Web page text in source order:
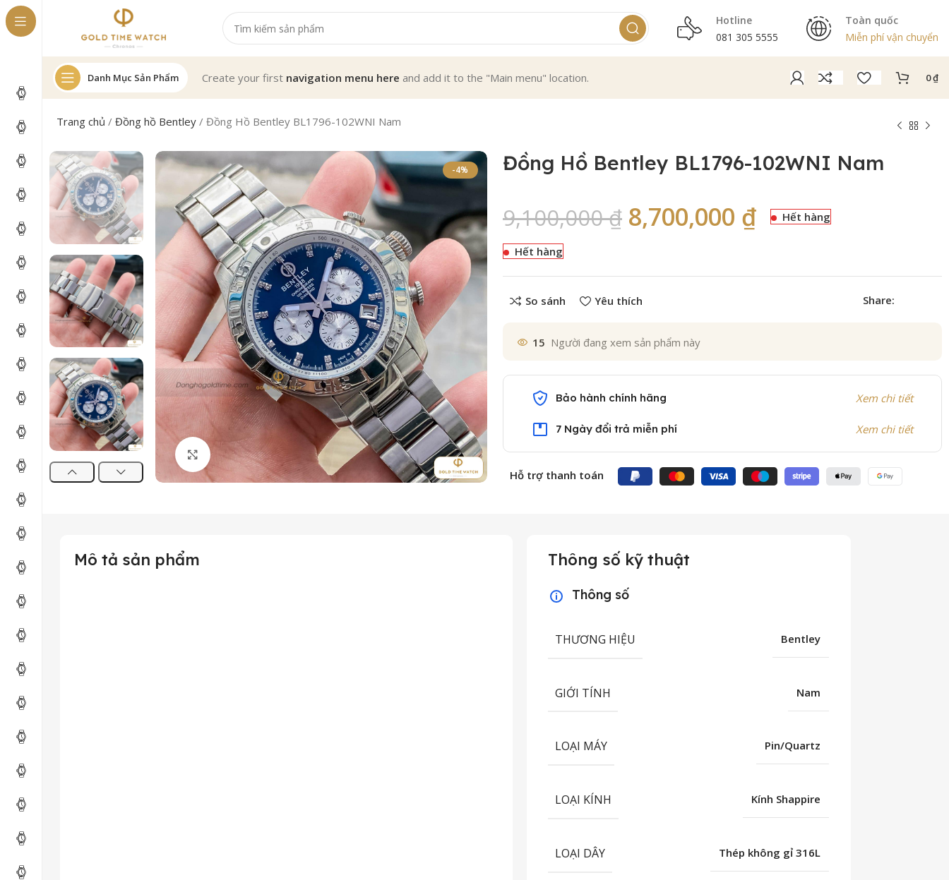
Hotline
081 305 5555
Toàn quốc
Miễn phí vận chuyển
Danh Mục Sản Phẩm Create your first navigation menu here and add it to the "Main menu" location. 0₫
Trang chủ /Đồng hồ Bentley /Đồng Hồ Bentley BL1796-102WNI Nam
-4%
Click to enlarge
Đồng Hồ Bentley BL1796-102WNI Nam
9,100,000₫ 8,700,000 ₫ Hết hàng
Hết hàng
So sánh Yêu thích Share:
15 Người đang xem sản phẩm này
Bảo hành chính hãng Xem chi tiết
7 Ngày đổi trả miễn phí Xem chi tiết
Hỗ trợ thanh toán
Mô tả sản phẩm Thông số kỹ thuật
Thông số
THƯƠNG HIỆU Bentley
GIỚI TÍNH Nam
LOẠI MÁY Pin/Quartz
LOẠI KÍNH Kính Shappire
LOẠI DÂY Thép không gỉ 316L